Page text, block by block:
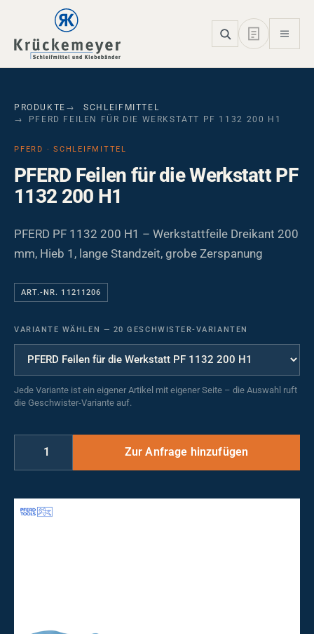
Skip to main navigation
Skip to main content
Skip to page footer
PRODUKTE
SCHLEIFMITTEL
PFERD FEILEN FÜR DIE WERKSTATT PF 1132 200 H1
PFERD · SCHLEIFMITTEL
PFERD Feilen für die Werkstatt PF
1132 200 H1
PFERD PF 1132 200 H1 – Werkstattfeile Dreikant 200
mm, Hieb 1, lange Standzeit, grobe Zerspanung
ART.-NR. 11211206
VARIANTE WÄHLEN — 20 GESCHWISTER-VARIANTEN
Jede Variante ist ein eigener Artikel mit eigener Seite – die Auswahl ruft
die Geschwister-Variante auf.